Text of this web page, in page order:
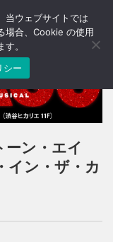
T
o
n
v
a
n
ン・エイ
イン・ザ・カ
当ウェブサイトでは
場合、Cookie の使用
。
シー